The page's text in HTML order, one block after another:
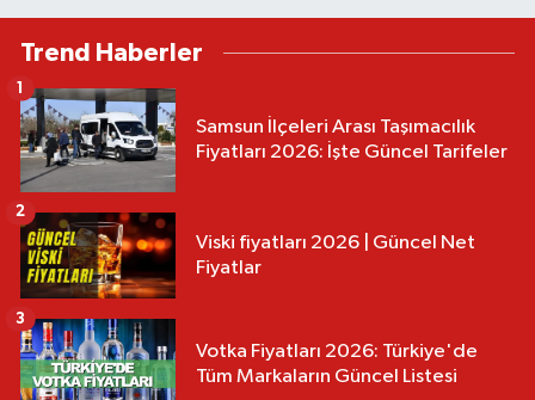
Trend Haberler
Samsun İlçeleri Arası Taşımacılık
Fiyatları 2026: İşte Güncel Tarifeler
1
Viski fiyatları 2026 | Güncel Net
Fiyatlar
2
Votka Fiyatları 2026: Türkiye'de
Tüm Markaların Güncel Listesi
3